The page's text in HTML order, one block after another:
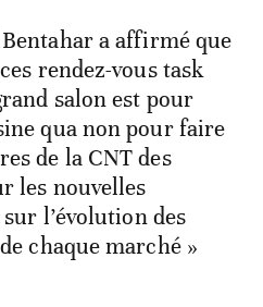
a affirmé que
rendez-vous task
salon est pour
qua non pour faire
de la CNT des
les nouvelles
l’évolution des
chaque marché »